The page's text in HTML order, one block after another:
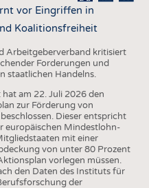
vor Eingriffen in
Koalitionsfreiheit
Arbeitgeberverband kritisiert
Forderungen und
staatlichen Handelns.
am 22. Juli 2026 den
zur Förderung von
Dieser entspricht
europäischen Mindestlohn-
mit einer
von unter 80 Prozent
vorlegen müssen.
den Daten des Instituts für
der